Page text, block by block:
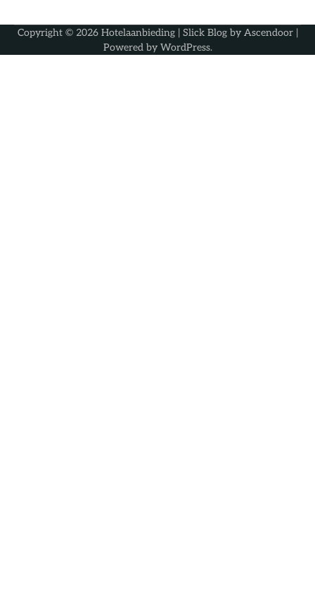
Copyright © 2026 Hotelaanbieding| Slick Blog by Ascendoor|
Powered by WordPress.